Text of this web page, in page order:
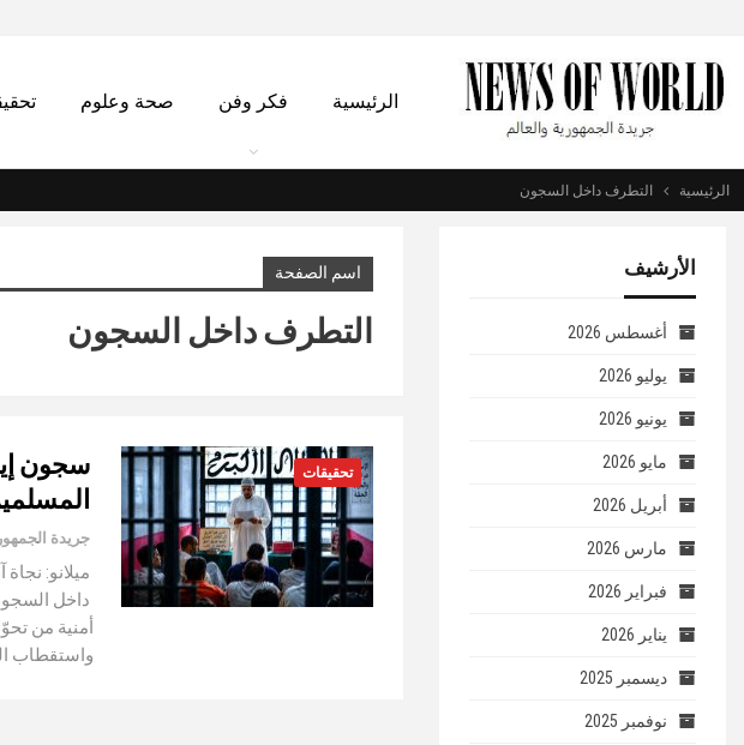
الرئيسية فكر وفن صحة وعلوم
الرئيسية التطرف داخل السجون
اسم الصفحة
التطرف داخل السجون
تحقيقات
سجون
ميلانو:
داخل
أمنية من
واستقطاب
الأرشيف
أغسطس 2026
يوليو 2026
يونيو 2026
مايو 2026
أبريل 2026
مارس 2026
فبراير 2026
يناير 2026
ديسمبر 2025
نوفمبر 2025